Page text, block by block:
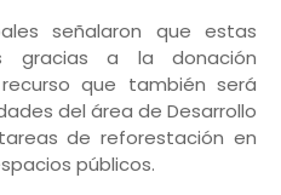
señalaron que estas
gracias a la donación
que también será
del área de Desarrollo
de reforestación en
públicos.